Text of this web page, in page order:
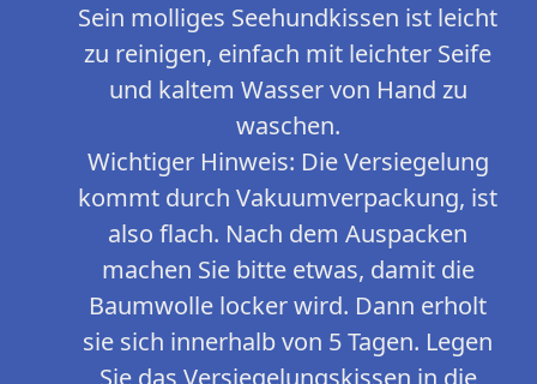
Sein molliges Seehundkissen ist leicht
zu reinigen, einfach mit leichter Seife
und kaltem Wasser von Hand zu
waschen.
Wichtiger Hinweis: Die Versiegelung
kommt durch Vakuumverpackung, ist
also flach. Nach dem Auspacken
machen Sie bitte etwas, damit die
Baumwolle locker wird. Dann erholt
sie sich innerhalb von 5 Tagen. Legen
Sie das Versiegelungskissen in die